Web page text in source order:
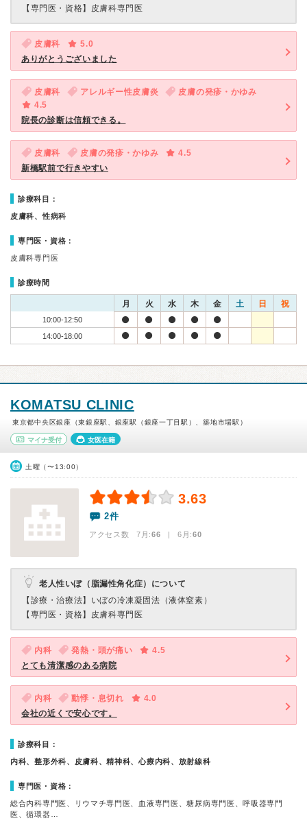
【専門医・資格】 皮膚科専門医
皮膚科
5.0
ありがとうございました
皮膚科 アレルギー性皮膚炎
皮膚の発疹・かゆみ
4.5
院長の診断は信頼できる。
皮膚科 皮膚の発疹・かゆみ
4.5
新橋駅前で行きやすい
診療科目：
皮膚科、性病科
専門医・資格：
皮膚科専門医
診療時間
月 火 水 木 金 土 日 祝
10:00-12:50
14:00-18:00
KOMATSU CLINIC
東京都中央区銀座（東銀座駅、銀座駅（銀座一丁目駅）、築地市場駅）
マイナ受付 女医在籍
土曜（〜13:00）
3.63
2件
アクセス数 7月:66 | 6月:60
老人性いぼ（脂漏性角化症）について
【診療・治療法】 いぼの冷凍凝固法（液体窒素）
【専門医・資格】 皮膚科専門医
内科 発熱・頭が痛い
4.5
とても清潔感のある病院
内科 動悸・息切れ
4.0
会社の近くで安心です。
診療科目：
内科、整形外科、皮膚科、精神科、心療内科、放射線科
専門医・資格：
総合内科専門医、リウマチ専門医、血液専門医、糖尿病専門医、呼吸器専門
医、循環器…